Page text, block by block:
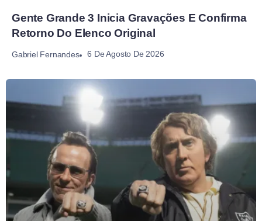
Gente Grande 3 Inicia Gravações E Confirma
Retorno Do Elenco Original
Gabriel Fernandes 6 De Agosto De 2026